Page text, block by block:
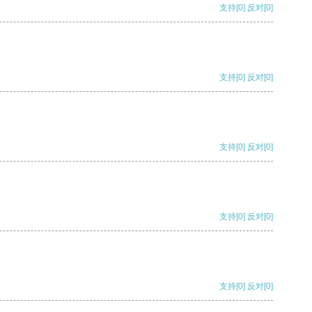
支持[0] 反对[0]
支持[0] 反对[0]
支持[0] 反对[0]
支持[0] 反对[0]
支持[0] 反对[0]